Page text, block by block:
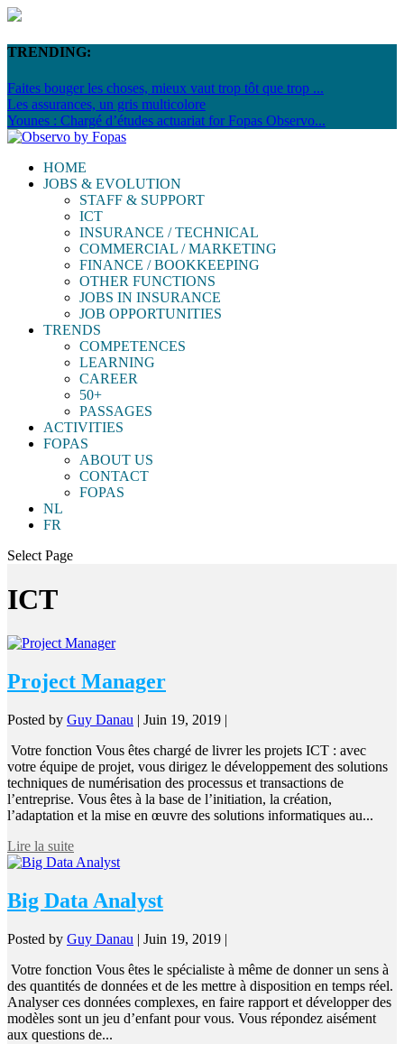
TRENDING:
Faites bouger les choses, mieux vaut trop tôt que trop ...
Les assurances, un gris multicolore
Younes : Chargé d’études actuariat for Fopas Observo...
HOME
JOBS & EVOLUTION
STAFF & SUPPORT
ICT
INSURANCE / TECHNICAL
COMMERCIAL / MARKETING
FINANCE / BOOKKEEPING
OTHER FUNCTIONS
JOBS IN INSURANCE
JOB OPPORTUNITIES
TRENDS
COMPETENCES
LEARNING
CAREER
50+
PASSAGES
ACTIVITIES
FOPAS
ABOUT US
CONTACT
FOPAS
NL
FR
Select Page
ICT
Project Manager
Posted by Guy Danau | Juin 19, 2019 |
Votre fonction Vous êtes chargé de livrer les projets ICT : avec
votre équipe de projet, vous dirigez le développement des solutions
techniques de numérisation des processus et transactions de
l’entreprise. Vous êtes à la base de l’initiation, la création,
l’adaptation et la mise en œuvre des solutions informatiques au...
Lire la suite
Big Data Analyst
Posted by Guy Danau | Juin 19, 2019 |
Votre fonction Vous êtes le spécialiste à même de donner un sens à
des quantités de données et de les mettre à disposition en temps réel.
Analyser ces données complexes, en faire rapport et développer des
modèles sont un jeu d’enfant pour vous. Vous répondez aisément
aux questions de...